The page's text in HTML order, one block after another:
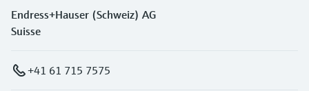
Endress+Hauser (Schweiz) AG
Suisse
+41 61 715 7575